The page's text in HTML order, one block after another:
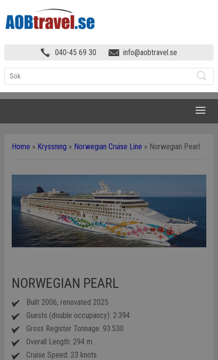
040-45 69 30 info@aobtravel.se
Home » Kryssning » Norwegian Cruise Line » Norwegian Pearl
NORWEGIAN PEARL
Built 2006, renovated 2025
Guests (double occupancy): 2.394
Gross Register Tonnage: 93.530
Overall Length: 294 m
Cruise Speed: 23 knots